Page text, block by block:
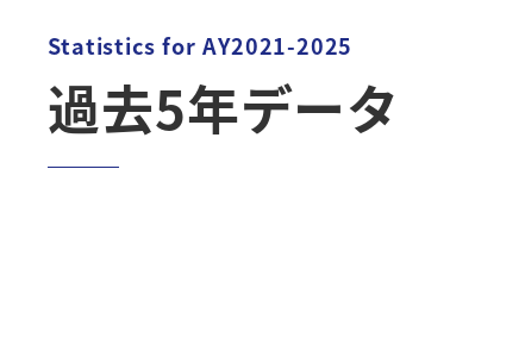
Statistics for AY2021-2025
過去5年データ